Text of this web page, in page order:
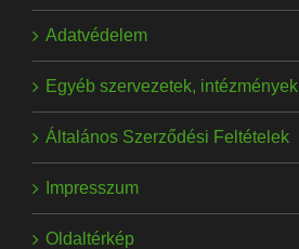
Adatvédelem
Egyéb szervezetek, intézmények
Általános Szerződési Feltételek
Impresszum
Oldaltérkép